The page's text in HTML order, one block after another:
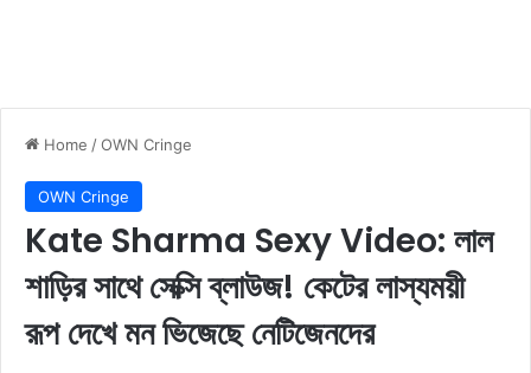
Home /OWN Cringe
OWN Cringe
Kate Sharma Sexy Video: লাল
শাড়ির সাথে সেক্সি ব্লাউজ! কেটের লাস্যময়ী
রূপ দেখে মন ভিজেছে নেটিজেনদের